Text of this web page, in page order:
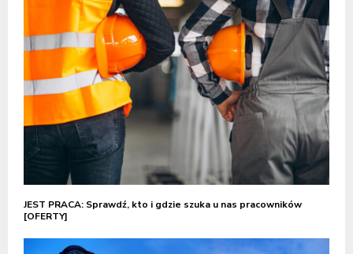
JEST PRACA: Sprawdź, kto i gdzie szuka u nas pracowników
[OFERTY]